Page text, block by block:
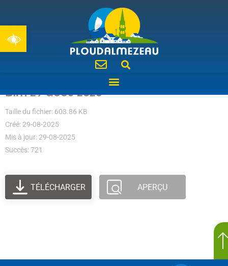
Ouvrir la barre d’outils
BIM 29 août 2025
Taille du fichier: 603.86 KB
Créé: 29-08-2025
Mis à jour: 29-08-2025
Succès: 721
TÉLÉCHARGER APERÇU